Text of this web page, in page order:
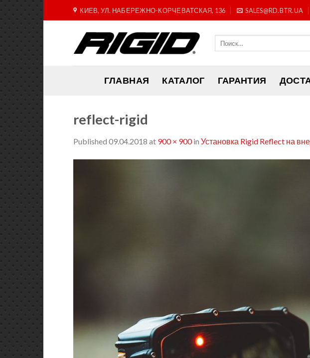
to
КИЕВ, УЛ. НАБЕРЕЖНО-КОРЧЕВАТСКАЯ, 136 SALES@RD.BTR.UA
ГЛАВНАЯ КАТАЛОГ ГАРАНТИЯ
reflect-rigid
Published 09.04.2018 at 900 × 900in Установка Rigid Reflect на